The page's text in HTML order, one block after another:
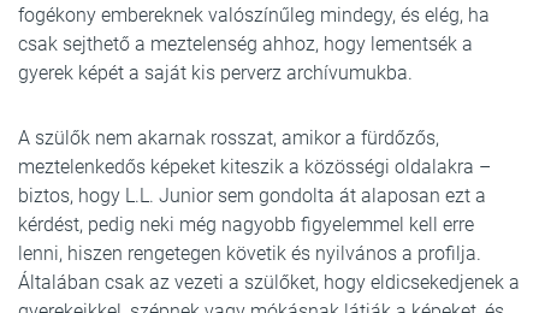
fogékony embereknek valószínűleg mindegy, és elég, ha
csak sejthető a meztelenség ahhoz, hogy lementsék a
gyerek képét a saját kis perverz archívumukba.
A szülők nem akarnak rosszat, amikor a fürdőzős,
meztelenkedős képeket kiteszik a közösségi oldalakra –
biztos, hogy L.L. Junior sem gondolta át alaposan ezt a
kérdést, pedig neki még nagyobb figyelemmel kell erre
lenni, hiszen rengetegen követik és nyilvános a profilja.
Általában csak az vezeti a szülőket, hogy eldicsekedjenek a